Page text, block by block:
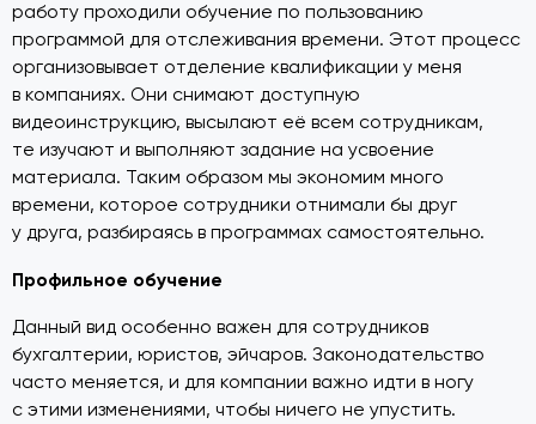
работу проходили обучение по пользованию
программой для отслеживания времени. Этот процесс
организовывает отделение квалификации у меня
в компаниях. Они снимают доступную
видеоинструкцию, высылают её всем сотрудникам,
те изучают и выполняют задание на усвоение
материала. Таким образом мы экономим много
времени, которое сотрудники отнимали бы друг
у друга, разбираясь в программах самостоятельно.
Профильное обучение
Данный вид особенно важен для сотрудников
бухгалтерии, юристов, эйчаров. Законодательство
часто меняется, и для компании важно идти в ногу
с этими изменениями, чтобы ничего не упустить.